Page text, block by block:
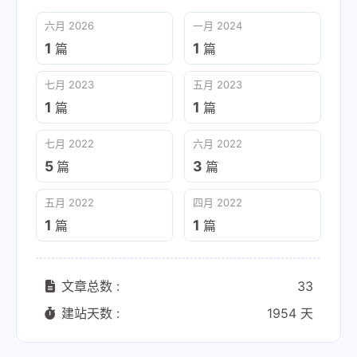
六月 2026
1 篇
一月 2024
1 篇
七月 2023
1 篇
五月 2023
1 篇
七月 2022
5 篇
六月 2022
3 篇
五月 2022
1 篇
四月 2022
1 篇
文章总数 :
33
建站天数 :
1954 天